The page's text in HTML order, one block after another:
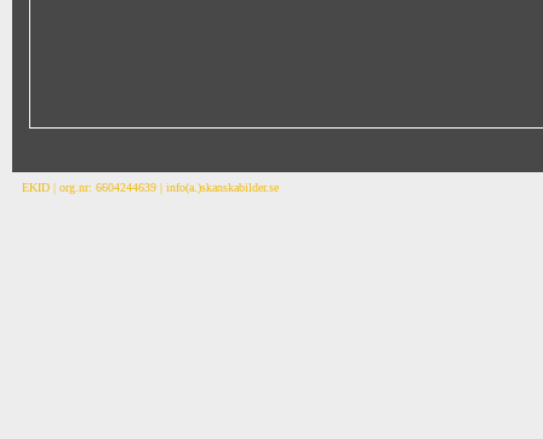
EKID | org.nr: 6604244639 | info(a.)skanskabilder.se